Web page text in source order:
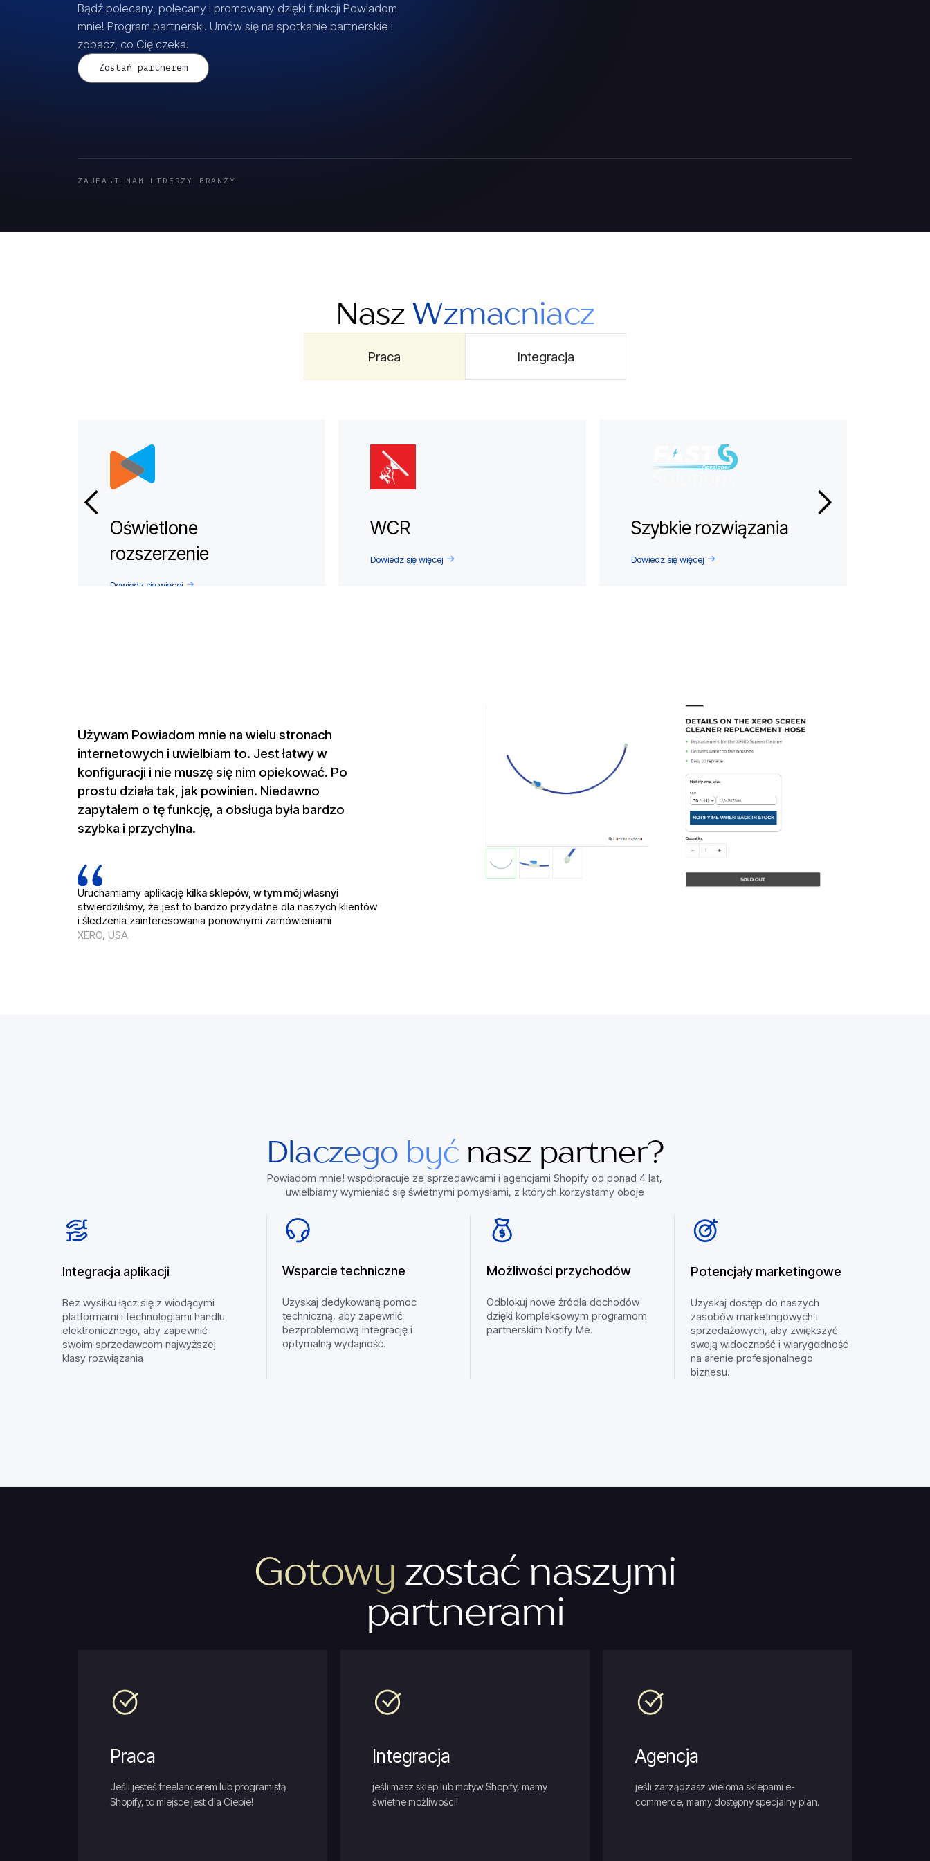
Bądź polecany, polecany i promowany dzięki funkcji Powiadom
mnie! Program partnerski. Umów się na spotkanie partnerskie i
zobacz, co Cię czeka.
Zostań partnerem
ZAUFALI NAM LIDERZY BRANŻY
Nasz Wzmacniacz
Praca Integracja
Oświetlone
rozszerzenie
Dowiedz się więcej
WCR
Dowiedz się więcej
Szybkie rozwiązania
Dowiedz się więcej
Dowiedz się więcej
Używam Powiadom mnie na wielu stronach
internetowych i uwielbiam to. Jest łatwy w
konfiguracji i nie muszę się nim opiekować. Po
prostu działa tak, jak powinien. Niedawno
zapytałem o tę funkcję, a obsługa była bardzo
szybka i przychylna.
Uruchamiamy aplikację kilka sklepów, w tym mój własnyi
stwierdziliśmy, że jest to bardzo przydatne dla naszych klientów
i śledzenia zainteresowania ponownymi zamówieniami
XERO, USA
Dlaczego byćnasz partner?
Powiadom mnie! współpracuje ze sprzedawcami i agencjami Shopify od ponad 4 lat,
uwielbiamy wymieniać się świetnymi pomysłami, z których korzystamy oboje
Integracja aplikacji
Bez wysiłku łącz się z wiodącymi
platformami i technologiami handlu
elektronicznego, aby zapewnić
swoim sprzedawcom najwyższej
klasy rozwiązania
Wsparcie techniczne
Uzyskaj dedykowaną pomoc
techniczną, aby zapewnić
bezproblemową integrację i
optymalną wydajność.
Możliwości przychodów
Odblokuj nowe źródła dochodów
dzięki kompleksowym programom
partnerskim Notify Me.
Potencjały marketingowe
Uzyskaj dostęp do naszych
zasobów marketingowych i
sprzedażowych, aby zwiększyć
swoją widoczność i wiarygodność
na arenie profesjonalnego
biznesu.
Gotowy zostać naszymi
partnerami
Praca
Jeśli jesteś freelancerem lub programistą
Shopify, to miejsce jest dla Ciebie!
Integracja
jeśli masz sklep lub motyw Shopify, mamy
świetne możliwości!
Agencja
jeśli zarządzasz wieloma sklepami e-
commerce, mamy dostępny specjalny plan.